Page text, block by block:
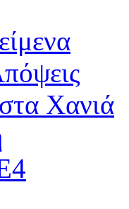
Χανιά